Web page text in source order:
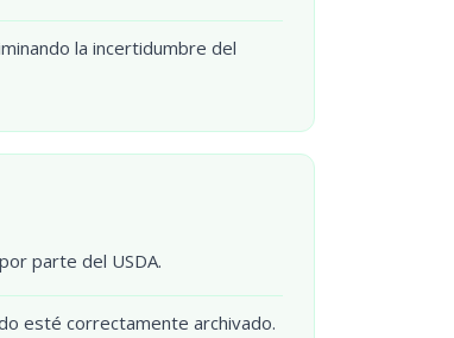
la incertidumbre del
parte del USDA.
esté correctamente archivado.